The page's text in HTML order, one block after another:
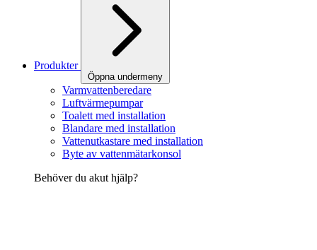
Produkter
Öppna undermeny
Varmvattenberedare
Luftvärmepumpar
Toalett med installation
Blandare med installation
Vattenutkastare med installation
Byte av vattenmätarkonsol
Behöver du akut hjälp?